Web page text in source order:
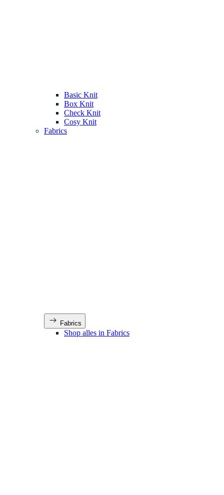
Basic Knit
Box Knit
Check Knit
Cosy Knit
Fabrics
Fabrics
Shop alles in Fabrics